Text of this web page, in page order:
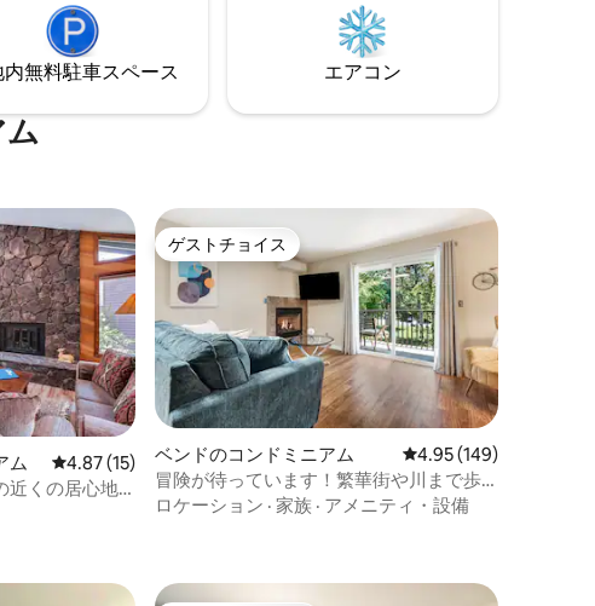
付きフルバス
記をご覧ください！
ます！ すぐ外には、何マイルも続く舗装
された自転車道があり、そこで滑るため
のそりと自転車がいくつかあります。
内無料駐⁠車ス⁠ペ⁠ー⁠ス エアコン
評価
ム レビュー15件、5つ星中4.87つ星の平均評価
4.87 (15)
近くの居心地
-ジャグジー-
ゲストチョイス
ゲストチョイス
ベンドのコンドミニアム レビュー149件、5つ
4.95 (149)
冒険が待っています！繁華街や川まで歩
いて行けます！
ロケーション · 家族 · アメニティ・設備